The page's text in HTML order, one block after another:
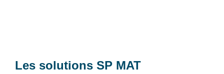
Les solutions SP MAT